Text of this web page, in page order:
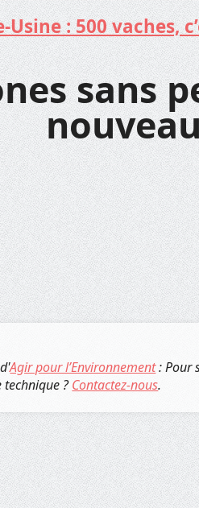
Usine : 500 vaches,
sans
Agir pour l’Environnement: Pour
technique ?Contactez-nous.